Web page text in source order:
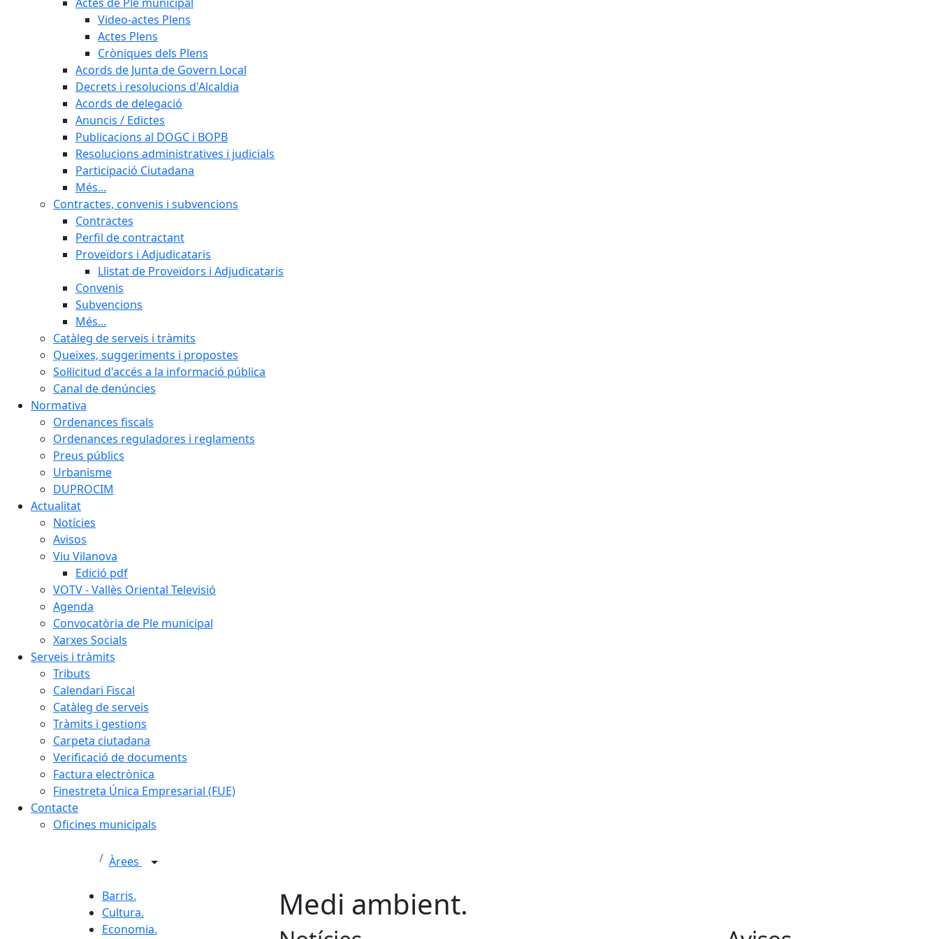
Video-actes Plens
Actes Plens
Cròniques dels Plens
Acords de Junta de Govern Local
Decrets i resolucions d'Alcaldia
Acords de delegació
Anuncis / Edictes
Publicacions al DOGC i BOPB
Resolucions administratives i judicials
Participació Ciutadana
Més...
Contractes, convenis i subvencions
Contractes
Perfil de contractant
Proveïdors i Adjudicataris
Llistat de Proveïdors i Adjudicataris
Convenis
Subvencions
Més...
Catàleg de serveis i tràmits
Queixes, suggeriments i propostes
Sol·licitud d'accés a la informació pública
Canal de denúncies
Normativa
Ordenances fiscals
Ordenances reguladores i reglaments
Preus públics
Urbanisme
DUPROCIM
Actualitat
Notícies
Avisos
Viu Vilanova
Edició pdf
VOTV - Vallès Oriental Televisió
Agenda
Convocatòria de Ple municipal
Xarxes Socials
Serveis i tràmits
Tributs
Calendari Fiscal
Catàleg de serveis
Tràmits i gestions
Carpeta ciutadana
Verificació de documents
Factura electrònica
Finestreta Única Empresarial (FUE)
Contacte
Oficines municipals
Àrees
Barris.
Cultura.
Economia.
Medi ambient.